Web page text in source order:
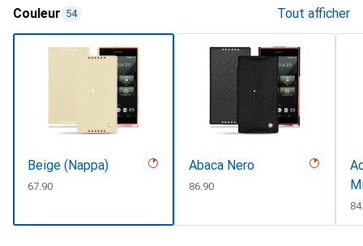
Couleur 54 Tout afficher
Beige (Nappa)
CHF
67.90
Abaca Nero
CHF
86.90